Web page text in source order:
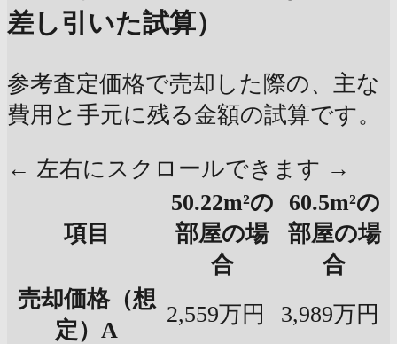
差し引いた試算）
参考査定価格で売却した際の、主な
費用と手元に残る金額の試算です。
← 左右にスクロールできます →
項目
50.22m²の
部屋の場
合
60.5m²の
部屋の場
合
売却価格（想
定）A
2,559万円
3,989万円